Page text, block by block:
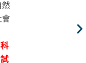
需具有高中畢業證書，
命題考試。
四等一般消防警察介紹